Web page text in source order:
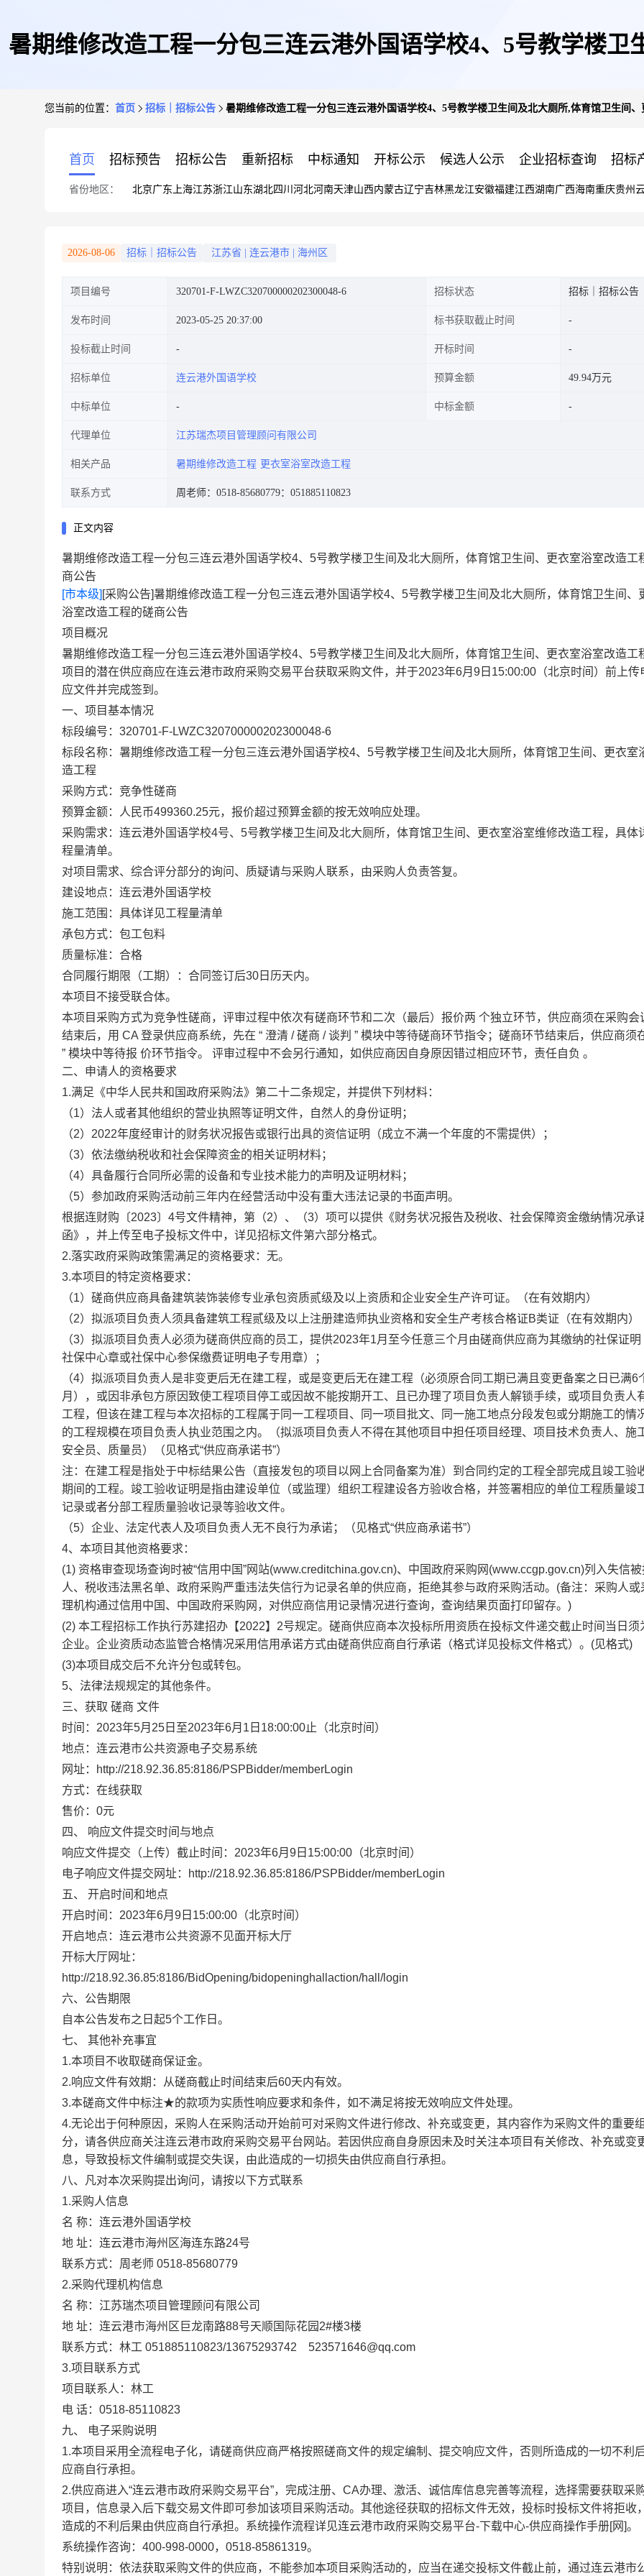
暑期维修改造工程一分包三连云港外国语学校4、5号教学楼卫
您当前的位置： 首页 招标｜招标公告 暑期维修改造工程一分包三连云港外国语学校4、5号教学楼卫生间及北大厕所,体育馆卫生间
首页 招标预告 招标公告 重新招标 中标通知 开标公示 候选人公示 企业招标查询 招标
省份地区： 北京广东 上海江苏浙江山东湖北四川 河北河南天津山西内蒙古辽宁吉林黑龙江安徽福建江西湖南广西海南重庆贵州
2026-08-06 招标｜招标公告 江苏省 连云港市 海州区
项目编号 320701-F-LWZC320700000202300048-6 招标状态 招标｜招标公告
发布时间 2023-05-25 20:37:00 标书获取截止时间
投标截止时间 开标时间
招标单位 连云港外国语学校 预算金额 49.94万元
中标单位 中标金额
代理单位 江苏瑞杰项目管理顾问有限公司
相关产品 暑期维修改造工程 更衣室浴室改造工程
联系方式 周老师：0518-85680779：051885110823
正文内容
暑期维修改造工程一分包三连云港外国语学校4、5号教学楼卫生间及北大厕所，体育馆卫生间、更衣室浴室改造工
商公告
[市本级] [采购公告]暑期维修改造工程一分包三连云港外国语学校4、5号教学楼卫生间及北大厕所，体育馆卫生间、
浴室改造工程的磋商公告
项目概况
暑期维修改造工程一分包三连云港外国语学校4、 5号教学楼卫生间及北大厕所，体育馆卫生间、更衣室浴室改造工
项目的潜在供应商应在连云港市政府采购交易平台获取采购文件，并于2023年6月 9 日 15:00:00 （北京时间） 前 上
应文件并完成签到 。
一、项目基本情况
标段编号： 320701-F-LWZC320700000202300048-6
标段名称： 暑期维修改造工程一分包三连云港外国语学校4、 5号教学楼卫生间及北大厕所，体育馆卫生间、更衣室
造工程
采购方式：竞争性磋商
预算金额：
人民币499360.25元， 报价超过预算金额的按无效响应处理。
采购需求： 连云港外国语学校4号、 5号教学楼卫生间及北大厕所，体育馆卫生间、更衣室浴室维修改造工程，具体
程量清单。
对项目需求、综合评分部分的询问、质疑请与采购人联系，由采购人负责答复。
建设地点： 连云港外国语学校
施工范围：具体详见工程量清单
承包方式：包工包料
质量标准：合格
合同履行期限 （工期） ：合同签订后30 日历天内。
本项目不接受联合体。
本项目采购方式为竞争性磋商，评审过程中依次有磋商环节和二次（最后）报价两 个独立环节，供应商须在采购会
结束后，用 CA 登录供应商系统，先在 “ 澄清 / 磋商 / 谈判 ” 模块中等待磋商环节指令；磋商环节结束后，供应商须
” 模块中等待报 价环节指令。 评审过程中不会另行通知，如供应商因自身原因错过相应环节，责任自负 。
二、申请人的资格要求
1.满足《中华人民共和国政府采购法》第二十二条规定，并提供下列材料：
（1）法人或者其他组织的营业执照等证明文件，自然人的身份证明；
（2） 2022年度经审计的财务状况报告或银行出具的资信证明（成立不满一个年度的不需提供）
；
（3）依法缴纳税收和社会保障资金的相关证明材料；
（4）具备履行合同所必需的设备和专业技术能力的声明及证明材料；
（5）参加政府采购活动前三年内在经营活动中没有重大违法记录的书面声明。
根据连财购〔2023〕 4号文件精神，第（2）、（3）项可以提供《财务状况报告及税收、社会保障资金缴纳情况承
函》， 并上传至电子投标文件中， 详见招标文件第六部分格式。
2.落实政府采购政策需满足的资格要求：无。
3.本项目的特定资格要求：
（1）磋商供应商具备建筑装饰装修专业承包资质贰级及以上资质和企业安全生产许可证。（在有效期内）
（2）拟派项目负责人须具备建筑工程贰级及以上注册建造师执业资格和安全生产考核合格证B类证 （在有效期内）
（3）拟派项目负责人必须为磋商供应商的员工，提供2023年1月至今任意三个月 由磋商供应商为其缴纳的社保证明
社保中心章或社保中心参保缴费证明电子专用章）；
（4）拟派项目负责人是非变更后无在建工程，或是变更后无在建工程（必须原合同工期已满且变更备案之日已满6
月），或因非承包方原因致使工程项目停工或因故不能按期开工、且已办理了项目负责人解锁手续，或项目负责人
工程，但该在建工程与本次招标的工程属于同一工程项目、同一项目批文、同一施工地点分段发包或分期施工的情
的工程规模在项目负责人执业范围之内。（拟派项目负责人不得在其他项目中担任项目经理、项目技术负责人、施
安全员、质量员）（见格式“供应商承诺书”）
注：在建工程是指处于中标结果公告（直接发包的项目以网上合同备案为准）到合同约定的工程全部完成且竣工验
期间的工程。竣工验收证明是指由建设单位（或监理）组织工程建设各方验收合格，并签署相应的单位工程质量竣
记录或者分部工程质量验收记录等验收文件。
（5）企业、法定代表人及项目负责人无不良行为承诺；（见格式“供应商承诺书”）
4、本项目其他资格要求：
(1) 资格审查现场查询时被“信用中国”网站(www.creditchina.gov.cn)、中国政府采购网 (www.ccgp.gov.cn)列入失信
人、税收违法黑名单、政府采购严重违法失信行为记录名单的供应商，拒绝其参与政府采购活动。 (备注：采购人或
理机构通过信用中国、中国政府采购网，对供应商信用记录情况进行查询，查询结果页面打印留存。 )
(2) 本工程招标工作执行苏建招办【2022】 2号规定。磋商供应商本次投标所用资质在投标文件递交截止时间当日须
企业。企业资质动态监管合格情况采用信用承诺方式由磋商供应商自行承诺（格式详见投标文件格式） 。 (见格式)
(3)本项目成交后不允许分包或转包。
5、法律法规规定的其他条件。
三、获取 磋商 文件
时间： 2023年5月 25 日至2023年6月 1 日 18:00:00止 （北京时间）
地点：连云港市公共资源电子交易系统
网址：
http://218.92.36.85:8186/PSPBidder/memberLogin
方式：在线获取
售价： 0元
四、
响应文件提交时间与地点
响应文件提交（上传）截止时间 ： 2023年6月 9 日 15:00:00 （北京时间）
电子响应文件提交网址：
http://218.92.36.85:8186/PSPBidder/memberLogin
五、
开启时间和地点
开启时间： 2023年6月 9 日 15:00:00 （北京时间）
开启地点：连云港市公共资源不见面开标大厅
开标大厅网址：
http://218.92.36.85:8186/BidOpening/bidopeninghallaction/hall/login
六、公告期限
自本公告发布之日起5个工作日。
七、
其他补充事宜
1.本项目不收取磋商保证金。
2.响应文件有效期：从磋商截止时间结束后60天内有效。
3.本磋商文件中标注★的款项为实质性响应要求和条件，如不满足将按无效响应文件处理。
4.无论出于何种原因，采购人在采购活动开始前可对采购文件进行修改、补充或变更，其内容作为采购文件的重要
分，请各供应商关注连云港市政府采购交易平台网站。若因供应商自身原因未及时关注本项目有关修改、补充或变
息，导致投标文件编制或提交失误，由此造成的一切损失由供应商自行承担。
八、凡对本次采购提出询问，请按以下方式联系
1.采购人信息
名 称： 连云港外国语学校
地 址： 连云港市海州区海连东路24号
联系方式： 周老师 0518-85680779
2.采购代理机构信息
名 称： 江苏瑞杰项目管理顾问有限公司
地 址： 连云港市海州区巨龙南路88号天顺国际花园 2#楼3楼
联系方式： 林工 051885110823/13675293742 523571646@qq.com
3.项目联系方式
项目联系人： 林工
电 话： 0518-85110823
九、
电子采购说明
1.本项目采用全流程电子化，请磋商供应商严格按照磋商文件的规定编制、提交响应文件，否则所造成的一切不利
应商自行承担。
2.供应商进入“连云港市政府采购交易平台”，完成注册、 CA办理、激活、诚信库信息完善等流程，选择需要获取采
项目，信息录入后下载交易文件即可参加该项目采购活动。其他途径获取的招标文件无效，投标时投标文件将拒收
造成的不利后果由供应商自行承担。 系统操作流程详见连云港市政府采购交易平台-下载中心-供应商操作手册[网]。
系统操作咨询： 400-998-0000， 0518-85861319。
特别说明 ： 依法获取采购文件的供应商，不能参加本项目采购活动的，应当在递交投标文件截止前，通过连云港市